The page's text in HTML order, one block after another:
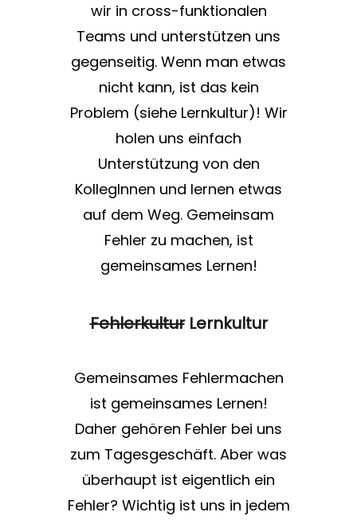
wir in cross-funktionalen
Teams und unterstützen uns
gegenseitig. Wenn man etwas
nicht kann, ist das kein
Problem (siehe Lernkultur)! Wir
holen uns einfach
Unterstützung von den
KollegInnen und lernen etwas
auf dem Weg. Gemeinsam
Fehler zu machen, ist
gemeinsames Lernen!
FehlerkulturLernkultur
Gemeinsames Fehlermachen
ist gemeinsames Lernen!
Daher gehören Fehler bei uns
zum Tagesgeschäft. Aber was
überhaupt ist eigentlich ein
Fehler? Wichtig ist uns in jedem